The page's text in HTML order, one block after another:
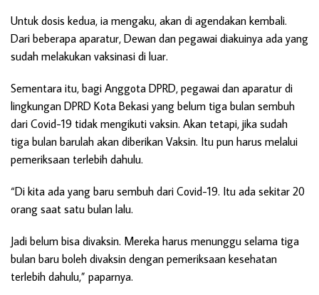
Untuk dosis kedua, ia mengaku, akan di agendakan kembali.
Dari beberapa aparatur, Dewan dan pegawai diakuinya ada yang
sudah melakukan vaksinasi di luar.
Sementara itu, bagi Anggota DPRD, pegawai dan aparatur di
lingkungan DPRD Kota Bekasi yang belum tiga bulan sembuh
dari Covid-19 tidak mengikuti vaksin. Akan tetapi, jika sudah
tiga bulan barulah akan diberikan Vaksin. Itu pun harus melalui
pemeriksaan terlebih dahulu.
“Di kita ada yang baru sembuh dari Covid-19. Itu ada sekitar 20
orang saat satu bulan lalu.
Jadi belum bisa divaksin. Mereka harus menunggu selama tiga
bulan baru boleh divaksin dengan pemeriksaan kesehatan
terlebih dahulu,” paparnya.